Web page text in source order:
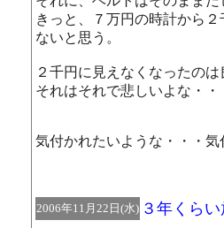
きっと、７万円の時計から
ないと思う。
２千円に見えなくなったの
それはそれで悲しいよな・・
気付かれたいような・・・
2006年11月22日(水) ３年くら